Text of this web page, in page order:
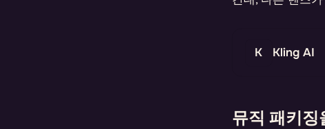
Kling AI
뮤직 패키